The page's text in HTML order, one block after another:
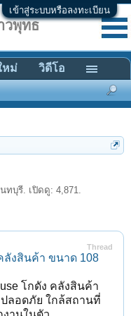
เข้าสู่ระบบหรือลงทะเบียน
ทบุรี. เปิดดู: 4,871.
Thread
ลังสินค้า ขนาด 108
โกดัง คลังสินค้า
ลอดภัย ใกล้สถานที่
พุทธ
หม่ วิดีโอ